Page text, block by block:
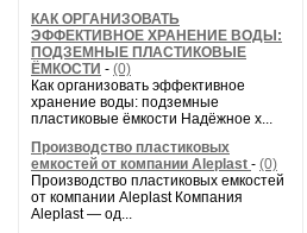
КАК ОРГАНИЗОВАТЬ
ЭФФЕКТИВНОЕ ХРАНЕНИЕ ВОДЫ:
ПОДЗЕМНЫЕ ПЛАСТИКОВЫЕ
ЁМКОСТИ - (0)
Как организовать эффективное
хранение воды: подземные
пластиковые ёмкости Надёжное х...
Производство пластиковых
емкостей от компании Aleplast - (0)
Производство пластиковых емкостей
от компании Aleplast Компания
Aleplast — од...